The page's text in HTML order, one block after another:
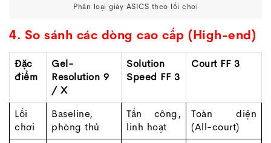
Phân loại giày ASICS theo lối chơi
4. So sánh các dòng cao cấp (High-end)
Đặc
điểm
Gel-
Resolution 9
/ X
Solution
Speed FF 3
Court FF 3
Lối
chơi
Baseline,
phòng thủ
Tấn công,
linh hoạt
Toàn diện
(All-court)